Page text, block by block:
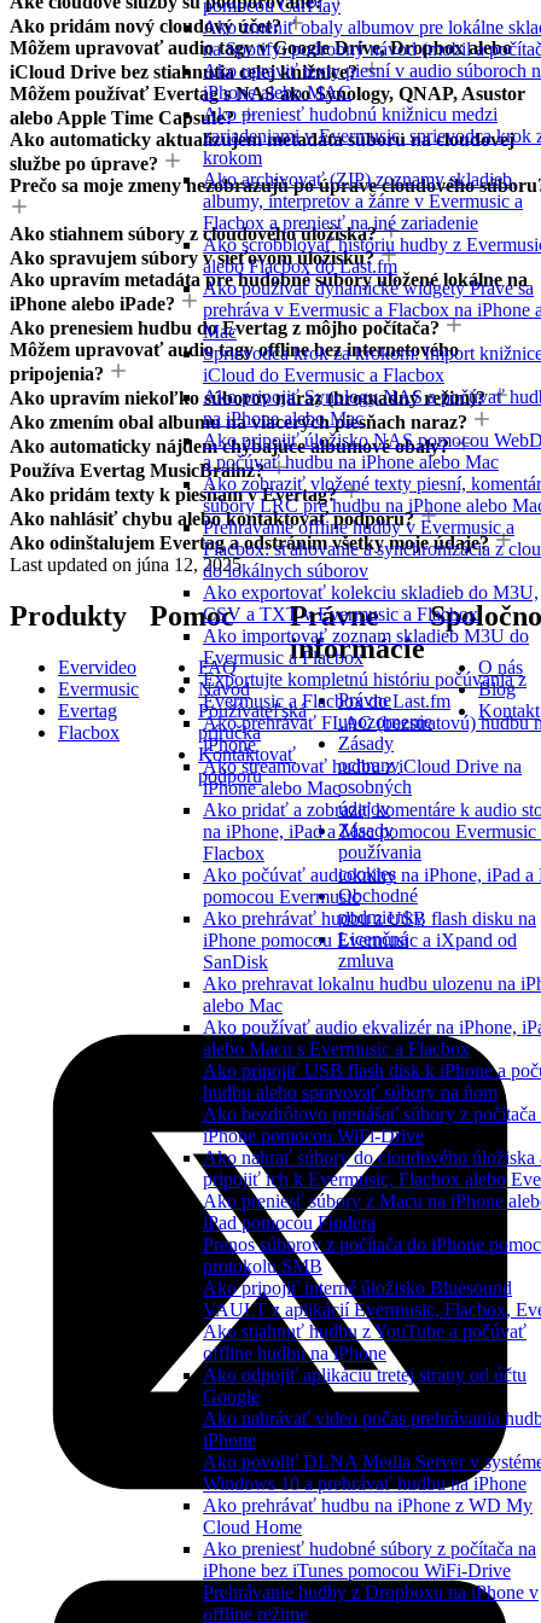
pomocou CarPlay
Ako zmeniť obaly albumov pre lokálne
na Spotify: podrobný návod (mobil a
Ako upraviť texty piesní v audio súboroch
iPhone alebo MAC
Ako preniesť hudobnú knižnicu medzi
zariadeniami v Evermusic: sprievodca krok
krokom
Ako archivovať (ZIP) zoznamy skladieb,
albumy, interpretov a žánre v Evermusic a
Flacbox a preniesť na iné zariadenie
Ako scrobblovať históriu hudby z
alebo Flacbox do Last.fm
Ako používať dynamické widgety Práve sa
prehráva v Evermusic a Flacbox na iPhone
Mac
Sprievodca krok za krokom: Import
iCloud do Evermusic a Flacbox
Ako pripojiť Synology NAS a počúvať
na iPhone alebo Mac
Ako pripojiť úložisko NAS pomocou
a počúvať hudbu na iPhone alebo Mac
Ako zobraziť vložené texty piesní,
súbory LRC pre hudbu na iPhone alebo
Prehrávanie offline hudby v Evermusic a
Flacbox: sťahovanie a synchronizácia z
do lokálnych súborov
Ako exportovať kolekciu skladieb do M3U,
CSV a TXT v Evermusic a Flacbox
Ako importovať zoznam skladieb M3U do
Evermusic a Flacbox
Exportujte kompletnú históriu počúvania z
Evermusic a Flacbox do Last.fm
Ako prehrávať FLAC (bezstratovú) hudbu
iPhone
Ako streamovať hudbu z iCloud Drive na
iPhone alebo Mac
Ako pridať a zobraziť komentáre k audio
na iPhone, iPad a Mac pomocou Evermusic
Flacbox
Ako počúvať audioknihy na iPhone, iPad a
pomocou Evermusic
Ako prehrávať hudbu z USB flash disku na
iPhone pomocou Evermusic a iXpand od
SanDisk
Ako prehravat lokalnu hudbu ulozenu na
alebo Mac
Ako používať audio ekvalizér na iPhone,
alebo Macu s Evermusic a Flacbox
Ako pripojiť USB flash disk k iPhone a
hudbu alebo spravovať súbory na ňom
Ako bezdrôtovo prenášať súbory z počítača
iPhone pomocou WiFi-Drive
Ako nahrať súbory do cloudového úložiska
pripojiť ich k Evermusic, Flacbox alebo
Ako preniesť súbory z Macu na iPhone
iPad pomocou Findera
Prenos súborov z počítača do iPhone
protokolu SMB
Ako pripojiť interné úložisko Bluesound
VAULT z aplikácií Evermusic, Flacbox,
Ako stiahnuť hudbu z YouTube a počúvať
offline hudbu na iPhone
Ako odpojiť aplikáciu tretej strany od účtu
Google
Ako nahrávať video počas prehrávania
iPhone
Ako povoliť DLNA Media Server v
Windows 10 a prehrávať hudbu na iPhone
Ako prehrávať hudbu na iPhone z WD My
Cloud Home
Ako preniesť hudobné súbory z počítača na
iPhone bez iTunes pomocou WiFi-Drive
Prehrávanie hudby z Dropboxu na iPhone v
offline režime
Ako pridám nový cloudový účet?
Môžem upravovať audio tagy v Google Drive, Dropbox alebo
iCloud Drive bez stiahnutia celej knižnice?
Môžem používať Evertag s NAS ako Synology, QNAP, Asustor
alebo Apple Time Capsule?
Ako automaticky aktualizujem metadáta súboru na cloudovej
službe po úprave?
Prečo sa moje zmeny nezobrazujú po úprave cloudového
Ako stiahnem súbory z cloudového úložiska?
Ako spravujem súbory v sieťovom úložisku?
Ako upravím metadáta pre hudobné súbory uložené lokálne na
iPhone alebo iPade?
Ako prenesiem hudbu do Evertag z môjho počítača?
Môžem upravovať audio tagy offline bez internetového
pripojenia?
Ako upravím niekoľko súborov naraz (hromadný režim)?
Ako zmením obal albumu na viacerých piesňach naraz?
Ako automaticky nájdem chýbajúce albumové obaly?
Používa Evertag MusicBrainz?
Ako pridám texty k piesňam v Evertag?
Ako nahlásiť chybu alebo kontaktovať podporu?
Ako odinštalujem Evertag a odstránim všetky moje údaje?
Last updated on júna 12, 2025
Produkty
Evervideo
Evermusic
Evertag
Flacbox
Pomoc
FAQ
Návod
Používateľská
príručka
Kontaktovať
podporu
Právne
informácie
Právne
upozornenie
Zásady
ochrany
osobných
údajov
Zásady
používania
cookies
Obchodné
podmienky
Licenčná
zmluva
O nás
Blog
Kontakt